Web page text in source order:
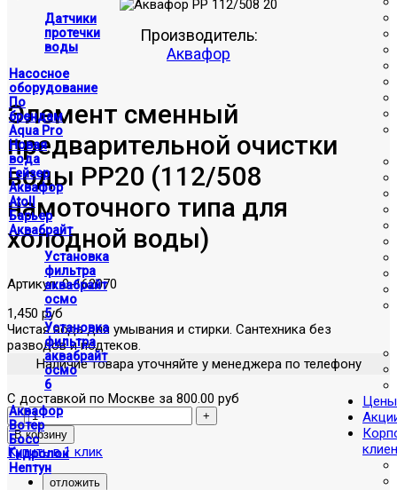
Датчики
протечки
воды
Насосное
оборудование
По
брендам
Aqua Pro
Новая
вода
Гейзер
Аквафор
Atoll
Барьер
Аквабрайт
Установка
фильтра
аквабрайт
осмо
5
Установка
фильтра
аквабрайт
осмо
6
Аквафор
Вотер
Босс
Гидролок
Нептун
Цены
Производитель:
Аквафор
Элемент сменный
предварительной очистки
воды РР20 (112/508
намоточного типа для
холодной воды)
Артикул:0-162070
1,450 руб
Чистая вода для умывания и стирки. Сантехника без
разводов и подтеков.
Наличие товара уточняйте у менеджера по телефону
С доставкой по Москве за 800.00 руб
Купить в 1 клик
отложить